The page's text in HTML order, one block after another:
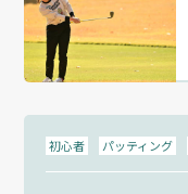
初心者 パッティング